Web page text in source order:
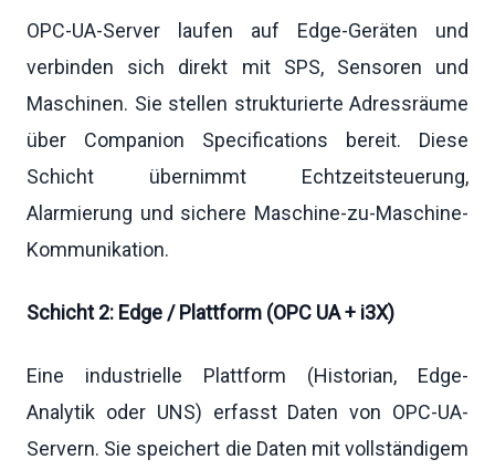
OPC-UA-Server laufen auf Edge-Geräten und
verbinden sich direkt mit SPS, Sensoren und
Maschinen. Sie stellen strukturierte Adressräume
über Companion Specifications bereit. Diese
Schicht übernimmt Echtzeitsteuerung,
Alarmierung und sichere Maschine-zu-Maschine-
Kommunikation.
Schicht 2: Edge / Plattform (OPC UA + i3X)
Eine industrielle Plattform (Historian, Edge-
Analytik oder UNS) erfasst Daten von OPC-UA-
Servern. Sie speichert die Daten mit vollständigem